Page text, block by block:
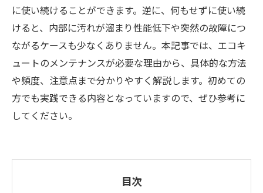
に使い続けることができます。逆に、何もせずに使い続
けると、内部に汚れが溜まり性能低下や突然の故障につ
ながるケースも少なくありません。本記事では、エコキ
ュートのメンテナンスが必要な理由から、具体的な方法
や頻度、注意点まで分かりやすく解説します。初めての
方でも実践できる内容となっていますので、ぜひ参考に
してください。
目次